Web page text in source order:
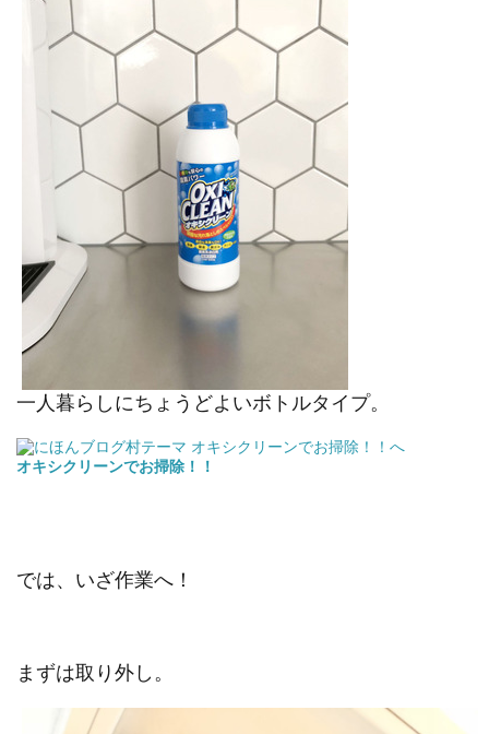
一人暮らしにちょうどよいボトルタイプ。
オキシクリーンでお掃除！！
では、いざ作業へ！
まずは取り外し。